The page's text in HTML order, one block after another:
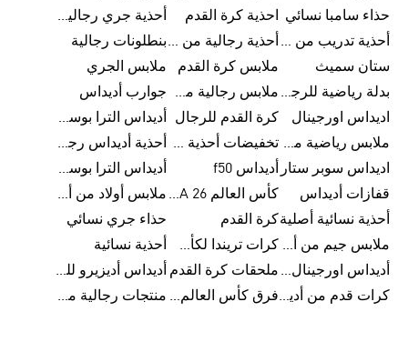
حذاء سامبا نسائي
احذية كرة القدم
أحذية جري رجالية من أديداس
أحذية تدريب من أديداس
أحذية رجالية من أديداس بتخفيضاتبنطلونات رجالية
ستان سميث
ملابس كرة القدم
ملابس الجري
بدلة رياضية للرجال
ملابس رجالية من أديداس بتخفيضات
جوارب أديداس
اديداس اورجينال
كرة القدم للرجال
أديداس الترا بوست رجالي
ملابس رياضية من أديداس
تخفيضات أحذية رجالية من أديداس
أحذية أديداس رجالية
اديداس سوبر ستار
أديداس f50
أديداس الترا بوست
قفازات أديداس
كأس العالم FIFA 26™
ملابس أولاد من أديداس
أحذية نسائية أصلية كرة القدم
حذاء جري نسائي
ملابس جيم من أديداس
كرات تريندا لكأس العالم FIFA 26™
أحذية نسائية
أديداس اورجينال نسائي ملحقات كرة القدم
أديداس أديزيرو للجري
كرات قدم من أديداس
فرق كأس العالم FIFA 26™ منتجات رجالية من أديداس